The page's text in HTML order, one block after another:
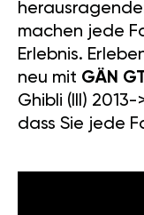
machen jede
Erlebnis.
neu mit GÄN
Ghibli (III)
dass Sie jede